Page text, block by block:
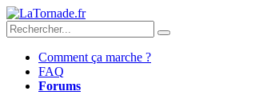
Comment ça marche ?
FAQ
Forums